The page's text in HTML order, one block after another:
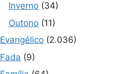
Inverno (34)
Outono (11)
Evangélico (2.036)
Fada (9)